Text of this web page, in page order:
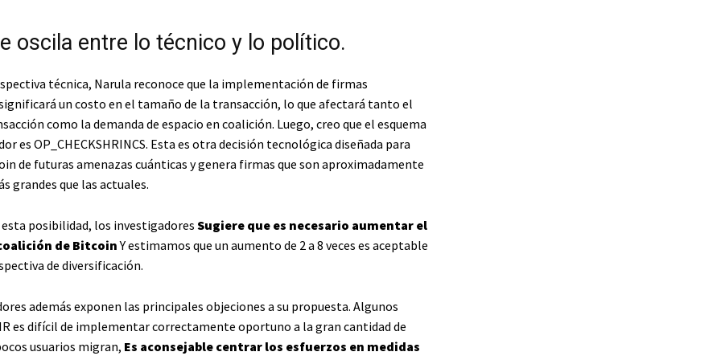
oscila entre lo técnico y lo político.
técnica, Narula reconoce que la implementación de firmas
un costo en el tamaño de la transacción, lo que afectará tanto el
como la demanda de espacio en coalición. Luego, creo que el esquema
es OP_CHECKSHRINCS. Esta es otra decisión tecnológica diseñada para
de futuras amenazas cuánticas y genera firmas que son aproximadamente
grandes que las actuales.
posibilidad, los investigadores Sugiere que es necesario aumentar el
de BitcoinY estimamos que un aumento de 2 a 8 veces es aceptable
de diversificación.
además exponen las principales objeciones a su propuesta. Algunos
es difícil de implementar correctamente oportuno a la gran cantidad de
usuarios migran, Es aconsejable centrar los esfuerzos en medidas